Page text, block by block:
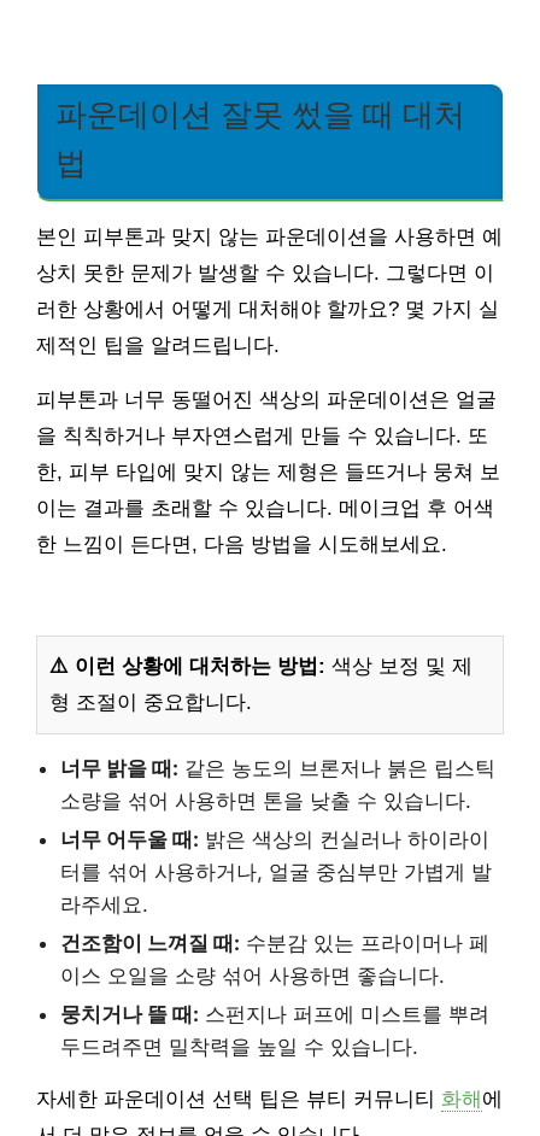
파운데이션 잘못 썼을 때 대처
법
본인 피부톤과 맞지 않는 파운데이션을 사용하면 예
상치 못한 문제가 발생할 수 있습니다. 그렇다면 이
러한 상황에서 어떻게 대처해야 할까요? 몇 가지 실
제적인 팁을 알려드립니다.
피부톤과 너무 동떨어진 색상의 파운데이션은 얼굴
을 칙칙하거나 부자연스럽게 만들 수 있습니다. 또
한, 피부 타입에 맞지 않는 제형은 들뜨거나 뭉쳐 보
이는 결과를 초래할 수 있습니다. 메이크업 후 어색
한 느낌이 든다면, 다음 방법을 시도해보세요.
⚠️ 이런 상황에 대처하는 방법: 색상 보정 및 제
형 조절이 중요합니다.
너무 밝을 때: 같은 농도의 브론저나 붉은 립스틱
소량을 섞어 사용하면 톤을 낮출 수 있습니다.
너무 어두울 때: 밝은 색상의 컨실러나 하이라이
터를 섞어 사용하거나, 얼굴 중심부만 가볍게 발
라주세요.
건조함이 느껴질 때: 수분감 있는 프라이머나 페
이스 오일을 소량 섞어 사용하면 좋습니다.
뭉치거나 뜰 때: 스펀지나 퍼프에 미스트를 뿌려
두드려주면 밀착력을 높일 수 있습니다.
자세한 파운데이션 선택 팁은 뷰티 커뮤니티 화해 에